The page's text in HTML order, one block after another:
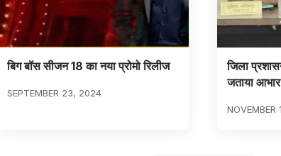
बिग बॉस सीजन 18 का नया प्रोमो रिलीज
SEPTEMBER 23, 2024
जिला
जताया आभार
NOVEMBER